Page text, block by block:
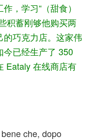
，学习“（甜食）
积蓄刚够他购买两
巧克力店。这家伟
今已经生产了 350
Eataly 在线商店有
che, dopo